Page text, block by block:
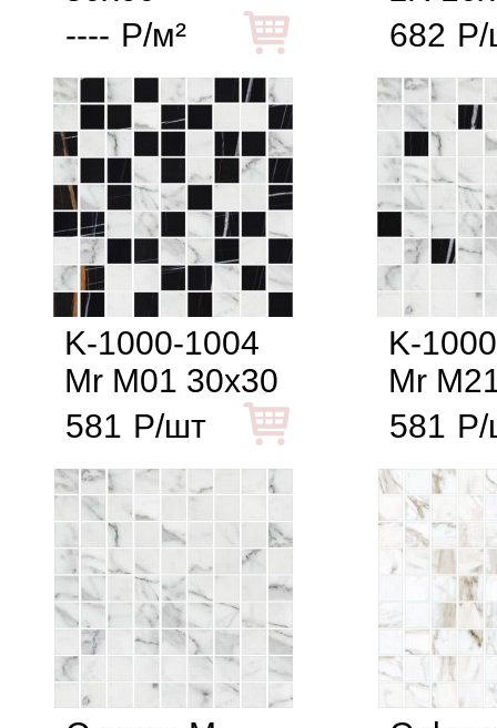
---- Р/м²
682 Р/
K-1000-1004
Mr M01 30x30
581 Р/шт
K-
Mr
581 Р/